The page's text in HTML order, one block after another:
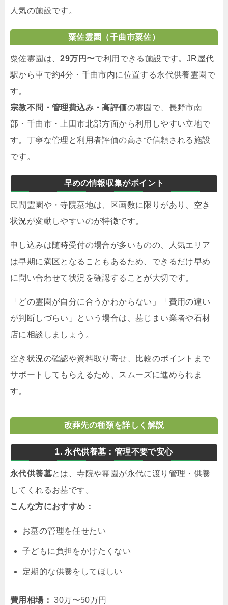
人気の施設です。
粟佐霊園（千曲市粟佐）
粟佐霊園は、29万円〜で利用できる施設です。JR屋代
駅から車で約4分・千曲市内に位置する永代供養霊園で
す。
宗教不問・管理費込み・高評価の霊園で、長野市南
部・千曲市・上田市北部方面から利用しやすい立地で
す。丁寧な管理と利用者評価の高さで信頼される施設
です。
早めの情報収集がポイント
民間霊園や・寺院墓地は、区画数に限りがあり、空き
状況が変動しやすいのが特徴です。
申し込みは随時受付の場合が多いものの、人気エリア
は早期に満区となることもあるため、できるだけ早め
に問い合わせて状況を確認することが大切です。
「どの霊園が自分に合うかわからない」「費用の違い
が判断しづらい」という場合は、墓じまい業者や石材
店に相談しましょう。
空き状況の確認や資料取り寄せ、比較のポイントまで
サポートしてもらえるため、スムーズに進められま
す。
改葬先の種類を詳しく解説
1. 永代供養墓：管理不要で安心
永代供養墓とは、寺院や霊園が永代に渡り管理・供養
してくれるお墓です。
こんな方におすすめ：
お墓の管理を任せたい
子どもに負担をかけたくない
定期的な供養をしてほしい
費用相場： 30万〜50万円